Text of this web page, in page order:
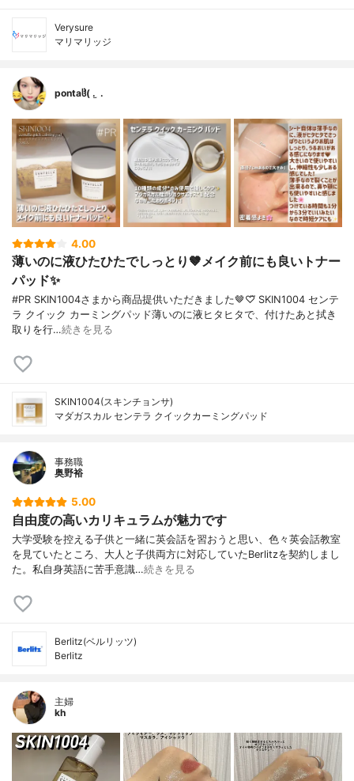
Verysure
マリマリッジ
pontaჱ̒( . ̫ .
4.00
薄いのに液ひたひたでしっとり🤎メイク前にも良いトナー
パッド✨️
#PR SKIN1004さまから商品提供いただきました🤎♡⃛ SKIN1004 センテ
ラ クイック カーミングパッド薄いのに液ヒタヒタで、付けたあと拭き
取りを行…続きを見る
SKIN1004(スキンチョンサ)
マダガスカル センテラ クイックカーミングパッド
事務職
奥野裕
5.00
自由度の高いカリキュラムが魅力です
大学受験を控える子供と一緒に英会話を習おうと思い、色々英会話教室
を見ていたところ、大人と子供両方に対応していたBerlitzを契約しまし
た。私自身英語に苦手意識…続きを見る
Berlitz(ベルリッツ)
Berlitz
主婦
kh